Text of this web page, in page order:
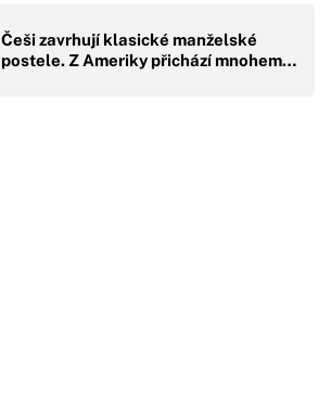
Češi zavrhují klasické manželské
postele. Z Ameriky přichází mnohem…